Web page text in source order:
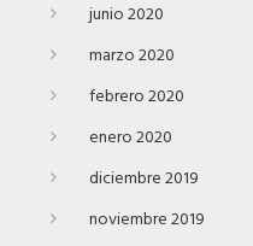
junio 2020
marzo 2020
febrero 2020
enero 2020
diciembre 2019
noviembre 2019